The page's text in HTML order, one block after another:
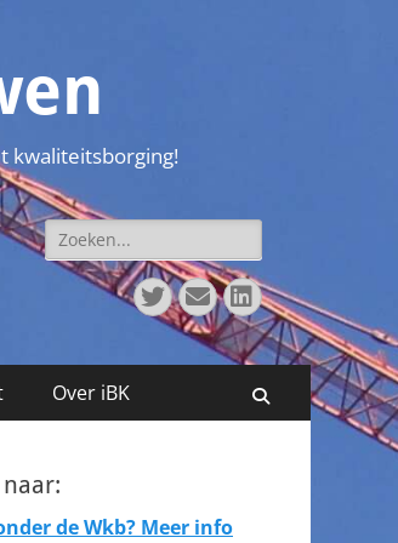
kwaliteitsborging!
Zoeken
naar:
Twitter
E-
mail
LinkedIn
Over iBK Zoeken
de Wkb? Meer info